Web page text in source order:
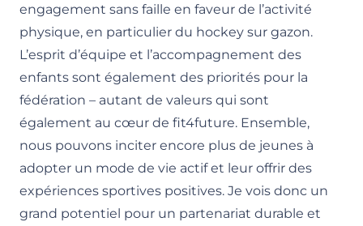
engagement sans faille en faveur de l’activité
physique, en particulier du hockey sur gazon.
L’esprit d’équipe et l’accompagnement des
enfants sont également des priorités pour la
fédération – autant de valeurs qui sont
également au cœur de fit4future. Ensemble,
nous pouvons inciter encore plus de jeunes à
adopter un mode de vie actif et leur offrir des
expériences sportives positives. Je vois donc un
grand potentiel pour un partenariat durable et